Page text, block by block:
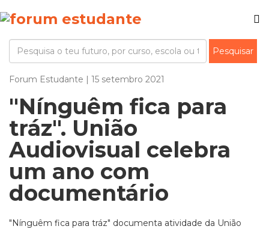
Forum Estudante | 15 setembro 2021
"Nínguêm fica para
tráz". União
Audiovisual celebra
um ano com
documentário
"Nínguêm fica para tráz" documenta atividade da União